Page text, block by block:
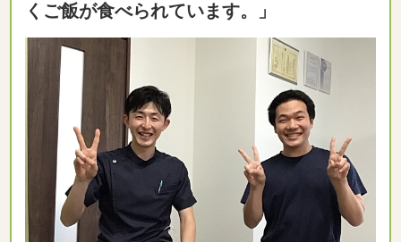
くご飯が食べられています。」